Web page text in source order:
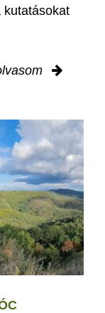
kutatásokat